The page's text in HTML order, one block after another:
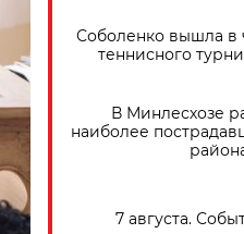
Соболенко вышла в
теннисного
В Минлесхозе
наиболее
7 августа.